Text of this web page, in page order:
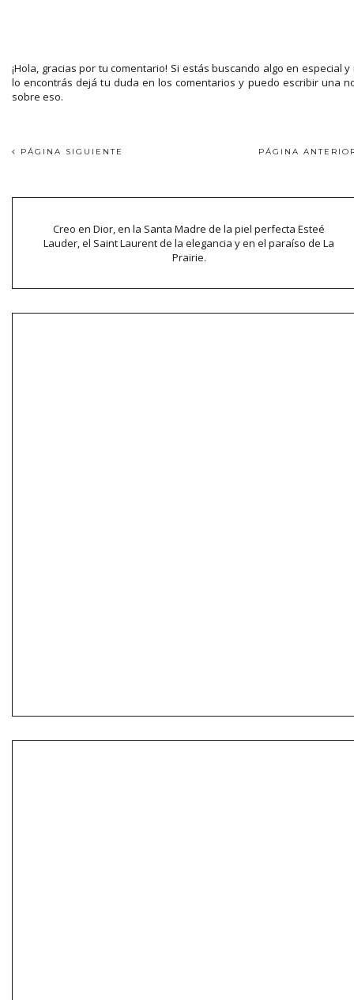
¡Hola, gracias por tu comentario! Si estás buscando algo en especial y
lo encontrás dejá tu duda en los comentarios y puedo escribir una
sobre eso.
PÁGINA SIGUIENTE PÁGINA
Creo en Dior, en la Santa Madre de la piel perfecta Esteé
Lauder, el Saint Laurent de la elegancia y en el paraíso de La
Prairie.